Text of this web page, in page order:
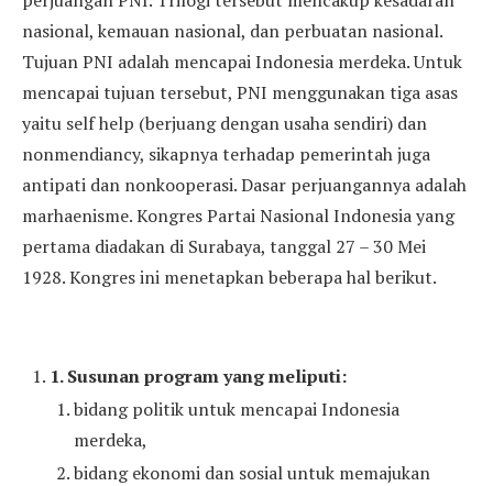
nasional, kemauan nasional, dan perbuatan nasional.
Tujuan PNI adalah mencapai Indonesia merdeka. Untuk
mencapai tujuan tersebut, PNI menggunakan tiga asas
yaitu self help (berjuang dengan usaha sendiri) dan
nonmendiancy, sikapnya terhadap pemerintah juga
antipati dan nonkooperasi. Dasar perjuangannya adalah
marhaenisme. Kongres Partai Nasional Indonesia yang
pertama diadakan di Surabaya, tanggal 27 – 30 Mei
1928. Kongres ini menetapkan beberapa hal berikut.
1.Susunan program yang meliputi:
bidang politik untuk mencapai Indonesia
merdeka,
bidang ekonomi dan sosial untuk memajukan